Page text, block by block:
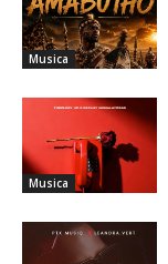
Musica
Musica